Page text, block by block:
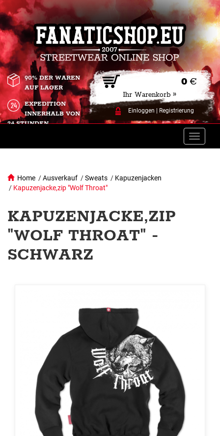
0 €
Ihr Warenkorb »
Einloggen Registrierung
90% DER WAREN
AUF LAGER
EXPEDITION
INNERHALB VON
24 STUNDEN.
Toggle
Home /Ausverkauf /Sweats / Kapuzenjacken
/ Kapuzenjacke,zip "Wolf Throat"
KAPUZENJACKE,ZIP
"WOLF THROAT" -
SCHWARZ